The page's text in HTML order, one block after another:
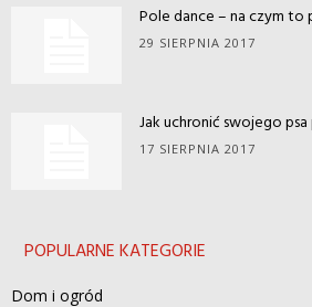
Pole dance – na czym to
29 SIERPNIA 2017
Jak uchronić swojego
17 SIERPNIA 2017
POPULARNE KATEGORIE
Dom i ogród